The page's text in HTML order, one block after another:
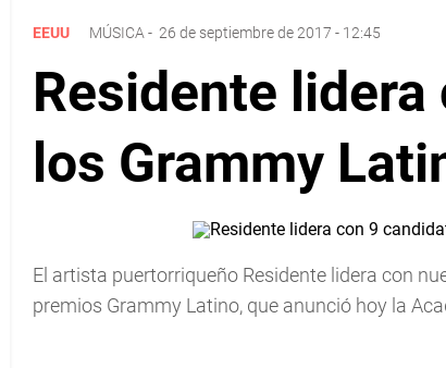
EEUU MÚSICA - 26 de septiembre de 2017 - 12:45
Residente
los Grammy
El artista puertorriqueño Residente lidera con
premios Grammy Latino, que anunció hoy la